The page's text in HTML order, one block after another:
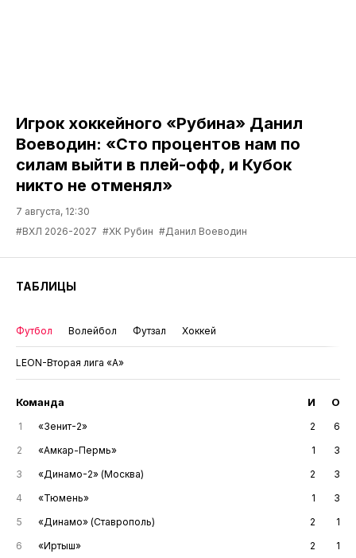
Игрок хоккейного «Рубина» Данил
Воеводин: «Сто процентов нам по
силам выйти в плей-офф, и Кубок
никто не отменял»
7 августа, 12:30
#ВХЛ 2026-2027 #ХК Рубин #Данил Воеводин
ТАБЛИЦЫ
Футбол Волейбол Футзал Хоккей
LEON-Вторая лига «А»
Команда И О
1 «Зенит-2» 2
6
2
«Амкар-Пермь» 1
3
3
«Динамо-2» (Москва) 2
3
4
«Тюмень» 1
3
5
«Динамо» (Ставрополь) 2
1
6
«Иртыш» 2
1